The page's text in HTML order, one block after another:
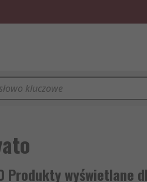
Produkty wyświetlane